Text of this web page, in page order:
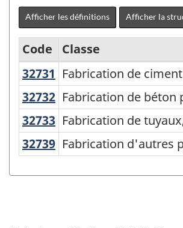
Afficher les définitions Afficher la
Système
de
classification
des
industries
de
Code
Classe
32731 Fabrication de ciment
Fabrication de ciment
32732 Fabrication de béton
Fabrication de béton
32733 Fabrication de
Fabrication de
32739 Fabrication
Fabrication d'autres